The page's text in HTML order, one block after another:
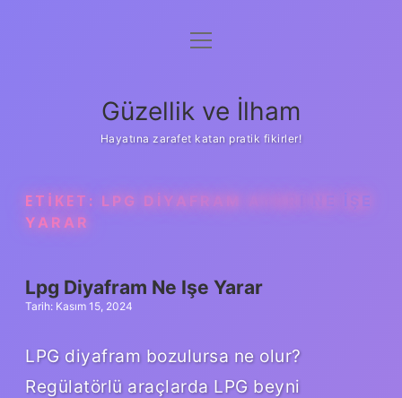
Anasayfa
Yasal Uyarı
menüyü
Güzellik ve İlham
Hayatına zarafet katan pratik fikirler!
ETIKET: LPG DIYAFRAM AYARI NE IŞE
YARAR
Lpg Diyafram Ne Işe Yarar
Tarih: Kasım 15, 2024
LPG diyafram bozulursa ne olur?
Regülatörlü araçlarda LPG beyni